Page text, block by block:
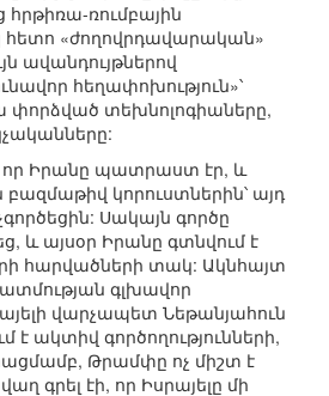
ռումբային
հետո «ժողովրդավարական»
ավանդույթներով
հեղափոխություն»՝
փորձված տեխնոլոգիաները,
Իրանը պատրաստ էր, և
կորուստներին՝ այդ
Սակայն գործը
և այսօր Իրանը գտնվում է
հարվածների տակ: Ակնհայտ
գլխավոր
վարչապետ Նեթանյահուն
է ակտիվ գործողությունների,
Թրամփը ոչ միշտ է
գրել էի, որ Իսրայելը մի